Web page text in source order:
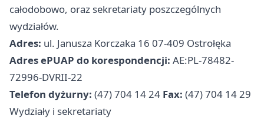
całodobowo, oraz sekretariaty poszczególnych
wydziałów.
Adres: ul. Janusza Korczaka 16 07-409 Ostrołęka
Adres ePUAP do korespondencji: AE:PL-78482-
72996-DVRII-22
Telefon dyżurny: (47) 704 14 24 Fax: (47) 704 14 29
Wydziały i sekretariaty